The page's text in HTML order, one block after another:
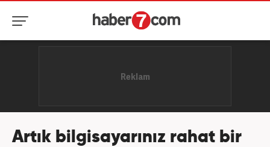
Artık bilgisayarınız rahat bir